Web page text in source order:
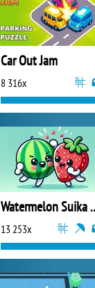
Car Out Jam
8 316x
13 253x